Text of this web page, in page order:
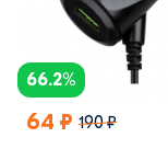
66.2%
64 ₽ 190 ₽